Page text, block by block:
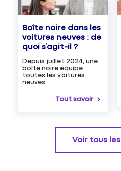
Boîte noire dans les
voitures neuves : de
quoi s’agit-il ?
Depuis juillet 2024, une
boîte noire équipe
toutes les voitures
neuves.
Tout savoir
Voir tous